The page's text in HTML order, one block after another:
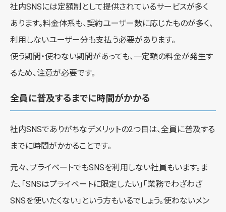
社内SNSには定額制として提供されているサービスが多く
あります。料金体系も、契約ユーザー数に応じたものが多く、
利用しないユーザー分も支払う必要があります。
使う期間・使わない期間があっても、一定額の料金が発生す
るため、注意が必要です。
全員に普及するまでに時間がかかる
社内SNSでありがちなデメリットの2つ目は、全員に普及する
までに時間がかかることです。
元々、プライベートでもSNSを利用しない社員もいます。ま
た、「SNSはプライベートに限定したい」「業務でわざわざ
SNSを使いたくない」という方もいるでしょう。使わないメン